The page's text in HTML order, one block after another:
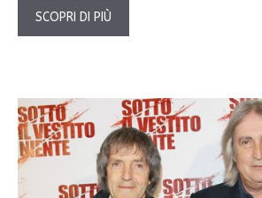
SCOPRI DI PIÙ